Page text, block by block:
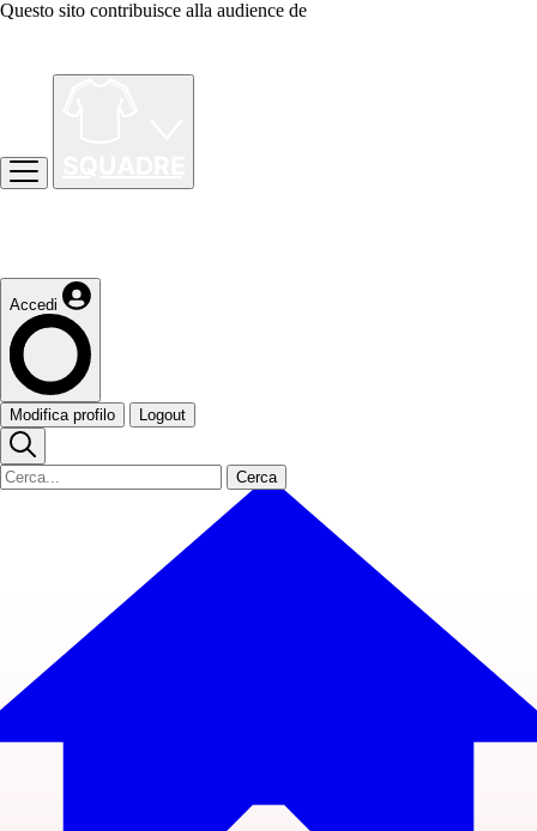
Questo sito contribuisce alla audience de
Accedi
Modifica profilo Logout
Cerca